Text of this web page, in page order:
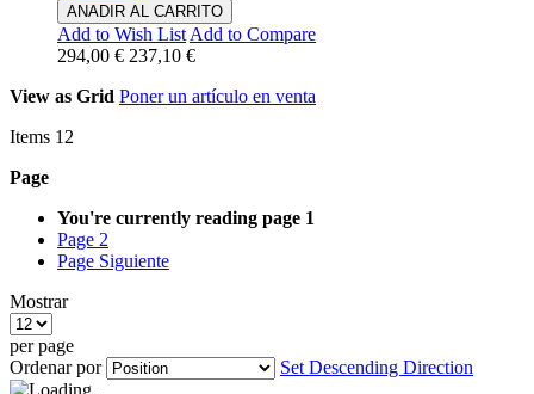
ANADIR AL CARRITO
Add to Wish List Add to Compare
294,00 € 237,10 €
View as Grid Poner un artículo en venta
Items 12
Page
You're currently reading page 1
Page 2
Page Siguiente
Mostrar
per page
Ordenar por
Set Descending Direction